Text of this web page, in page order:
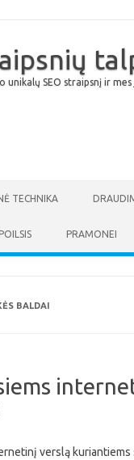
unikalų SEO straipsnį ir
TECHNIKA
PRAMONEI
BALDAI
verslą kuriantiems